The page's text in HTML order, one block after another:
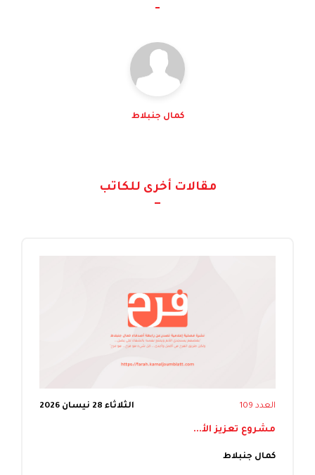
كمال جنبلاط
مقالات أخرى للكاتب
العدد 109 الثلاثاء 28 نيسان 2026
مشروع تعزيز الأ...
كمال جنبلاط